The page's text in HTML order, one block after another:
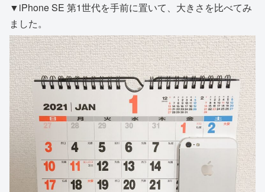
▼iPhone SE 第1世代を手前に置いて、大きさを比べてみ
ました。